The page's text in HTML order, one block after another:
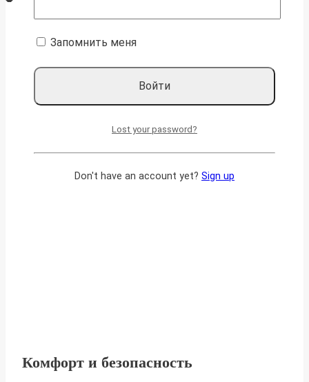
Комфорт и безопасность
Запомнить меня
Lost your password?
Don't have an account yet? Sign up